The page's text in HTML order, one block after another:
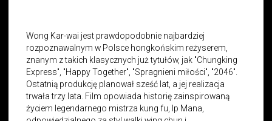
Wong Kar-wai jest prawdopodobnie najbardziej
rozpoznawalnym w Polsce hongkońskim reżyserem,
znanym z takich klasycznych już tytułów, jak "Chungking
Express", "Happy Together", "Spragnieni miłości", "2046".
Ostatnią produkcję planował sześć lat, a jej realizacja
trwała trzy lata. Film opowiada historię zainspirowaną
życiem legendarnego mistrza kung fu, Ip Mana,